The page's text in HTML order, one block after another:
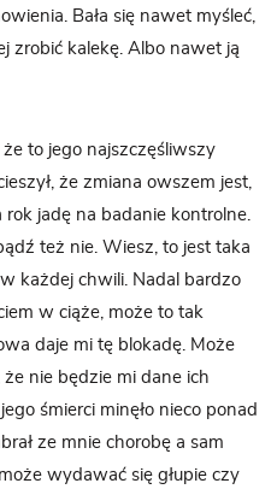
Bała się nawet myśleć,
zrobić kalekę. Albo nawet ją
to jego najszczęśliwszy
że zmiana owszem jest,
rok jadę na badanie kontrolne.
też nie. Wiesz, to jest taka
każdej chwili. Nadal bardzo
w ciąże, może to tak
daje mi tę blokadę. Może
nie będzie mi dane ich
śmierci minęło nieco ponad
ze mnie chorobę a sam
wydawać się głupie czy